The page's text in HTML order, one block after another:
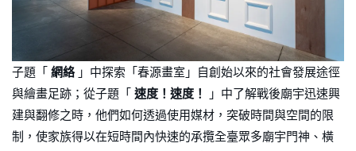
子題「 網絡」中探索「春源畫室」自創始以來的社會發展途徑
與繪畫足跡；從子題「 速度！速度！
」中了解戰後廟宇迅速興
建與翻修之時，他們如何透過使用媒材，突破時間與空間的限
制，使家族得以在短時間內快速的承攬全臺眾多廟宇門神、橫